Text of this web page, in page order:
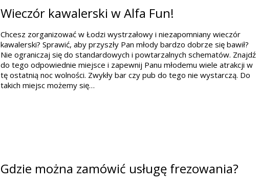
Wieczór kawalerski w Alfa Fun!
Chcesz zorganizować w Łodzi wystrzałowy i niezapomniany wieczór
kawalerski? Sprawić, aby przyszły Pan młody bardzo dobrze się bawił?
Nie ograniczaj się do standardowych i powtarzalnych schematów. Znajdź
do tego odpowiednie miejsce i zapewnij Panu młodemu wiele atrakcji w
tę ostatnią noc wolności. Zwykły bar czy pub do tego nie wystarczą. Do
takich miejsc możemy się…
Gdzie można zamówić usługę frezowania?